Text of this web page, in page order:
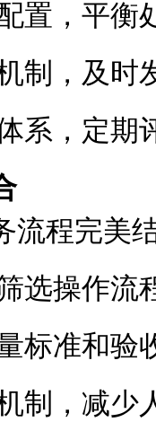
置，平衡
制，及时
系，定期
流程完美
选操作流
标准和验
制，减少